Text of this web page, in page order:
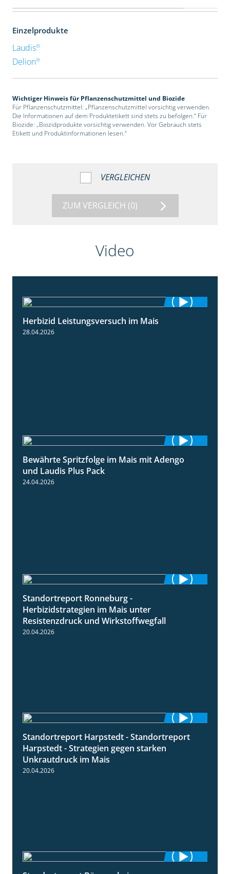
Einzelprodukte
Laudis®
Delion®
Wichtiger Hinweis für Pflanzenschutzmittel und Biozide
Für Pflanzenschutzmittel: „Pflanzenschutzmittel vorsichtig verwenden.
Die Informationen auf dem Produktetikett sind stets zu befolgen.“ Für
Biozide: „Biozidprodukte vorsichtig verwenden. Vor Gebrauch stets
Etikett und Produktinformationen lesen.“
VERGLEICHEN
ZUM VERGLEICH (0)
Video
Herbizid Leistungsversuch im Mais
28.04.2026
1:22
Bewährte Spritzfolge im Mais mit Adengo
und Laudis Plus Pack
24.04.2026
Standortreport Ronneburg -
Herbizidstrategien im Mais unter
Resistenzdruck und Wirkstoffwegfall
20.04.2026
9:11
Standortreport Harpstedt - Standortreport
Harpstedt - Strategien gegen starken
Unkrautdruck im Mais
20.04.2026